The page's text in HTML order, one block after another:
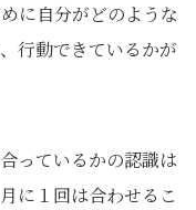
に自分がどのような
行動できているかが
っているかの認識は
に１回は合わせるこ